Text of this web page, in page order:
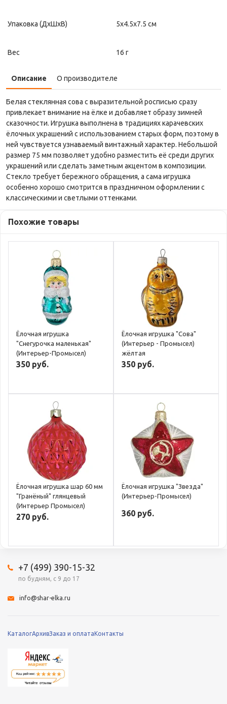
Упаковка (ДxШxВ) 5x4.5x7.5 см
Вес 16 г
Описание О производителе
Белая стеклянная сова с выразительной росписью сразу
привлекает внимание на ёлке и добавляет образу зимней
сказочности. Игрушка выполнена в традициях карачевских
ёлочных украшений с использованием старых форм, поэтому в
ней чувствуется узнаваемый винтажный характер. Небольшой
размер 75 мм позволяет удобно разместить её среди других
украшений или сделать заметным акцентом в композиции.
Стекло требует бережного обращения, а сама игрушка
особенно хорошо смотрится в праздничном оформлении с
классическими и светлыми оттенками.
Похожие товары
Ёлочная игрушка
"Снегурочка маленькая"
(Интерьер-Промысел)
350 руб.
Ёлочная игрушка "Сова"
(Интерьер - Промысел)
жёлтая
350 руб.
Ёлочная игрушка шар 60 мм
"Гранёный" глянцевый
(Интерьер Промысел)
270 руб.
Ёлочная игрушка "Звезда"
(Интерьер-Промысел)
360 руб.
КаталогАрхивЗаказ и оплатаКонтакты
+7 (499) 390-15-32
по будням, с 9 до 17
info@shar-elka.ru